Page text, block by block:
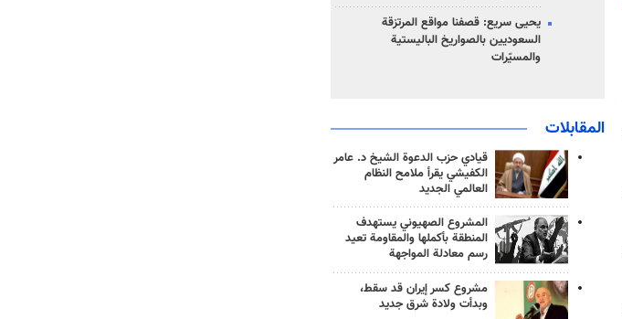
يحيى سريع: قصفنا مواقع المرتزقة
السعوديين بالصواريخ الباليستية
والمسيّرات
المقابلات
قيادي حزب الدعوة الشيخ د. عامر
الكفيشي يقرأ ملامح النظام
العالمي الجديد
المشروع الصهيوني يستهدف
المنطقة بأكملها والمقاومة تعيد
رسم معادلة المواجهة
مشروع كسر إيران قد سقط،
وبدأت ولادة شرق جديد